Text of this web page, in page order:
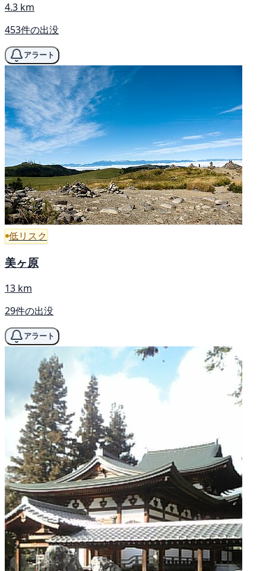
4.3 km
453件の出没
アラート
低リスク
美ヶ原
13 km
29件の出没
アラート